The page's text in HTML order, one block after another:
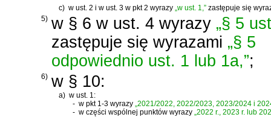
c) w ust. 2 i w ust. 3 w pkt 2 wyrazy „w ust. 1,” zastępuje się
5) w § 6 w ust. 4 wyrazy „§ 5
zastępuje się wyrazami „§ 5
odpowiednio ust. 1 lub 1a,”;
6) w § 10:
a) w ust. 1:
- w pkt 1-3 wyrazy „2021/2022, 2022/2023, 2023/2024 i
- w części wspólnej punktów wyrazy „2022 r., 2023 r. lub